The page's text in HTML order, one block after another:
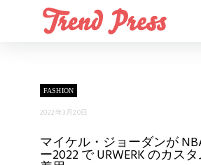
FASHION
2022年3月20日
マイケル・ジョーダンが
ー2022 で URWERK のカス